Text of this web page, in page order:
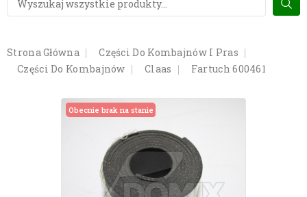
Strona Główna
Części Do Kombajnów I Pras
Części Do Kombajnów
Claas Fartuch 600461
Obecnie brak na stanie
Obecnie brak na stanie